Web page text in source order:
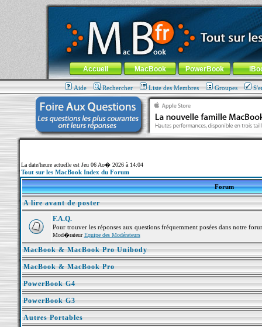
MacBook-fr.com : 100% Apple... 100% nomade !
Aller au contenu-Aller au menu général-Aller au menu de
Menu général
Accueil MacBook PowerBook
Aide Rechercher Liste des Membres Groupes
La date/heure actuelle est Jeu 06 Ao� 2026 à 14:04
Tout sur les MacBook Index du Forum
Forum
A lire avant de poster
F.A.Q.
Pour trouver les réponses aux questions fréquemment posées dans notre
Mod�rateurEquipe des Modérateurs
MacBook & MacBook Pro Unibody
MacBook & MacBook Pro
PowerBook G4
PowerBook G3
Autres Portables